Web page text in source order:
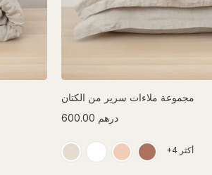
مجموعة ملاءات سرير من الكتان
600.00 درهم
+4 أكثر